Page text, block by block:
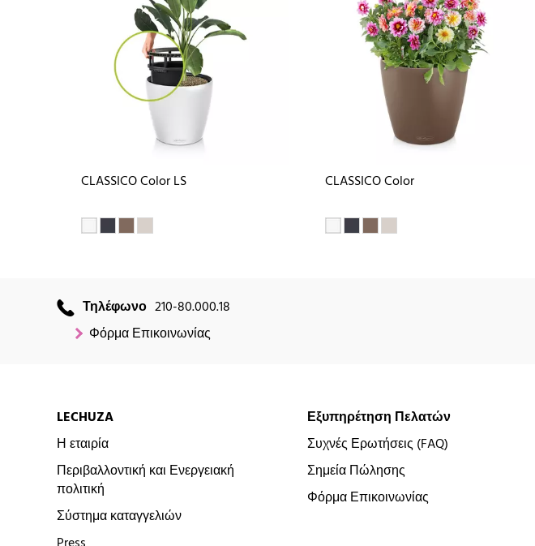
CLASSICO Color LS CLASSICO Color
Τηλέφωνο 210-80.000.18
Φόρμα Επικοινωνίας
LECHUZA
Η εταιρία
Περιβαλλοντική και Ενεργειακή
πολιτική
Σύστημα καταγγελιών
Εξυπηρέτηση Πελατών
Συχνές Ερωτήσεις (FAQ)
Σημεία Πώλησης
Φόρμα Επικοινωνίας